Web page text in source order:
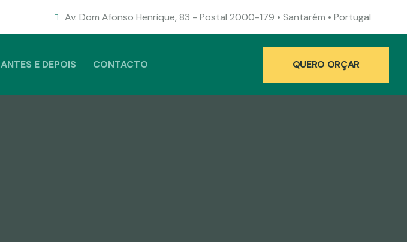
Av. Dom Afonso Henrique, 83 - Postal 2000-179 • Santarém • Portugal
ANTES E DEPOIS CONTACTO QUERO ORÇAR